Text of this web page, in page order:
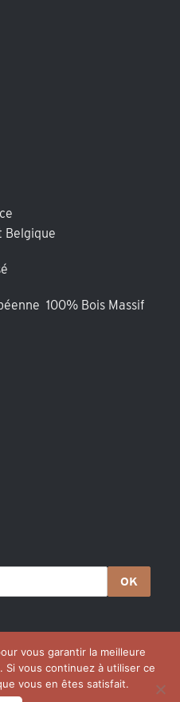
100% Bois Massif
OK
vous garantir la meilleure
vous continuez à utiliser ce
vous en êtes satisfait.